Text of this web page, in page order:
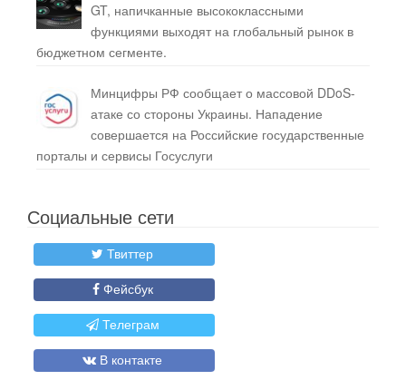
GT, напичканные высококлассными
функциями выходят на глобальный рынок в
бюджетном сегменте.
Минцифры РФ сообщает о массовой DDoS-
атаке со стороны Украины. Нападение
совершается на Российские государственные
порталы и сервисы Госуслуги
Социальные сети
Твиттер
Фейсбук
Телеграм
В контакте